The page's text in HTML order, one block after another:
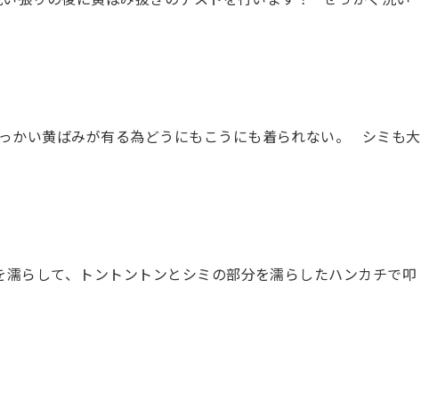
い黄ばみが有る為どうにもこうにも着られない。 シミも大
らして、トントントンとシミの部分を濡らしたハンカチで叩